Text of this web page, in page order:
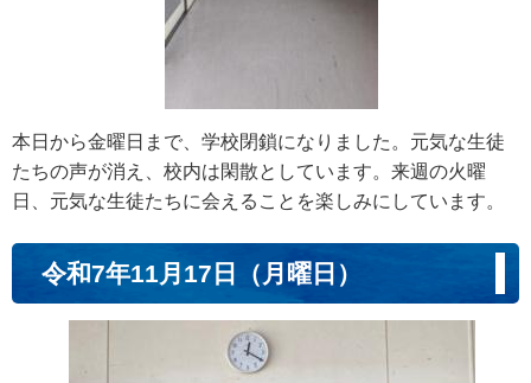
本日から金曜日まで、学校閉鎖になりました。元気な生徒
たちの声が消え、校内は閑散としています。来週の火曜
日、元気な生徒たちに会えることを楽しみにしています。
令和7年11月17日（月曜日）